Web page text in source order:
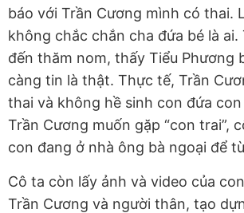
báo với Trần Cương mình có thai.
không chắc chắn cha đứa bé là ai.
đến thăm nom, thấy Tiểu Phương
càng tin là thật. Thực tế, Trần
thai và không hề sinh con đứa
Trần Cương muốn gặp “con trai”,
con đang ở nhà ông bà ngoại để
Cô ta còn lấy ảnh và video của
Trần Cương và người thân, tạo